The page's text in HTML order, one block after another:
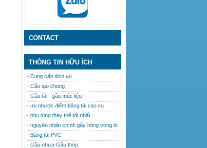
CONTACT
THÔNG TIN HỮU ÍCH
- Cung cấp dịch vụ
- Cấu tạo chung
- Gầu tải - gầu múc liệu
- ưu nhược điểm băng tải cao su
- phụ tùng thay thế tốt nhất
- nguyên nhân chính gây hỏng vòng bi
- Băng tải PVC
- Gầu nhưa-Gầu thép